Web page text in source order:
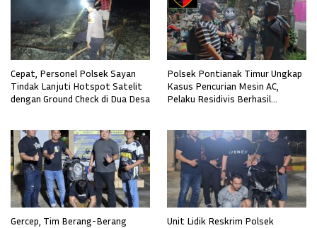
Cepat, Personel Polsek Sayan
Tindak Lanjuti Hotspot Satelit
dengan Ground Check di Dua Desa
Polsek Pontianak Timur Ungkap
Kasus Pencurian Mesin AC,
Pelaku Residivis Berhasil
Gercep, Tim Berang-Berang
Unit Lidik Reskrim Polsek